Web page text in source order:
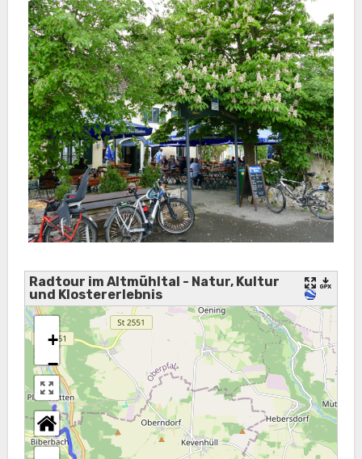
Radtour im Altmühltal - Natur, Kultur
und Klostererlebnis
+
−